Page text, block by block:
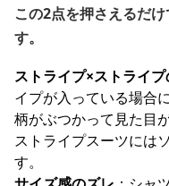
この2点を押さえるだ
す。
ストライプ×ストライ
イプが入っている場合
柄がぶつかって見た目
ストライプスーツには
す。